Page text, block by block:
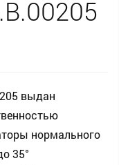
выдан
нормального
35°